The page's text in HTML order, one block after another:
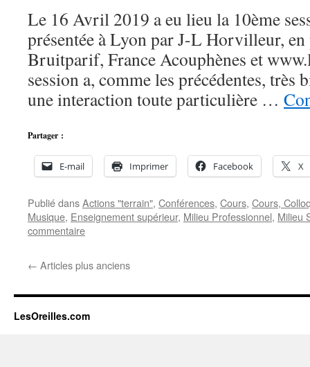
Le 16 Avril 2019 a eu lieu la 10ème
présentée à Lyon par J-L Horvilleur, en
Bruitparif, France Acouphènes et
session a, comme les précédentes, très
une interaction toute particulière …
Partager :
E-mail Imprimer Facebook X
Publié dansActions "terrain", Conférences, Cours, Cours,
Musique, Enseignement supérieur, Milieu Professionnel, Milieu
commentaire
← Articles plus anciens
LesOreilles.com